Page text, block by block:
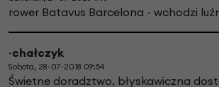
rower Batavus Barcelona - wchodzi
~chałczyk
Sobota, 28-07-2018 09:54
Świetne doradztwo, błyskawiczna